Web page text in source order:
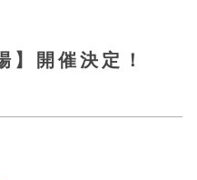
】開催決定！